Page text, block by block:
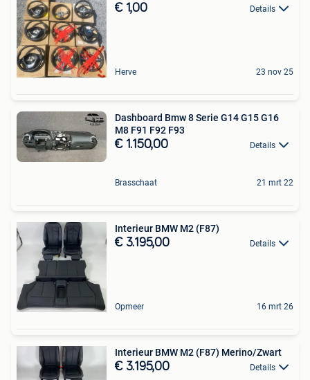
€ 1,00 Details
Herve 23 nov 25
Dashboard Bmw 8 Serie G14 G15 G16
M8 F91 F92 F93
€ 1.150,00 Details
Brasschaat 21 mrt 22
Interieur BMW M2 (F87)
€ 3.195,00 Details
Opmeer 16 mrt 26
Interieur BMW M2 (F87) Merino/Zwart
€ 3.195,00 Details